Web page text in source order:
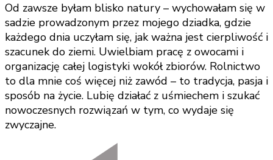
Od zawsze byłam blisko natury – wychowałam się w
sadzie prowadzonym przez mojego dziadka, gdzie
każdego dnia uczyłam się, jak ważna jest cierpliwość i
szacunek do ziemi. Uwielbiam pracę z owocami i
organizację całej logistyki wokół zbiorów. Rolnictwo
to dla mnie coś więcej niż zawód – to tradycja, pasja i
sposób na życie. Lubię działać z uśmiechem i szukać
nowoczesnych rozwiązań w tym, co wydaje się
zwyczajne.